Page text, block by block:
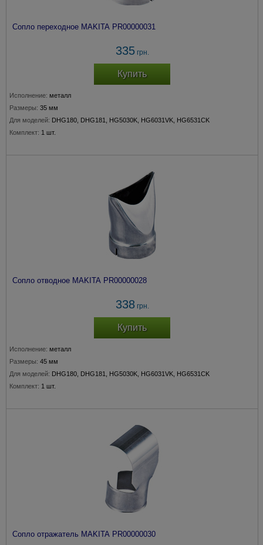
Сопло переходное MAKITA PR00000031
335грн.
Купить
Исполнение: металл
Размеры: 35 мм
Для моделей: DHG180, DHG181, HG5030K, HG6031VK, HG6531CK
Комплект: 1 шт.
Сопло отводное MAKITA PR00000028
338грн.
Купить
Исполнение: металл
Размеры: 45 мм
Для моделей: DHG180, DHG181, HG5030K, HG6031VK, HG6531CK
Комплект: 1 шт.
Сопло отражатель MAKITA PR00000030